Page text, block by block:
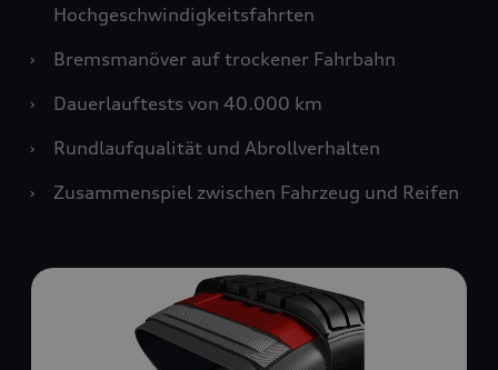
Hochgeschwindigkeitsfahrten
›
Bremsmanöver auf trockener Fahrbahn
›
Dauerlauftests von 40.000 km
›
Rundlaufqualität und Abrollverhalten
›
Zusammenspiel zwischen Fahrzeug und Reifen